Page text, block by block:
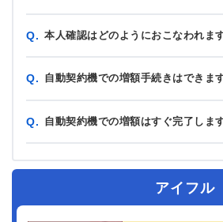
Q. 本人確認はどのようにおこなわれま
Q. 自動契約機での増額手続きはできま
Q. 自動契約機での増額はすぐ完了しま
アイフル